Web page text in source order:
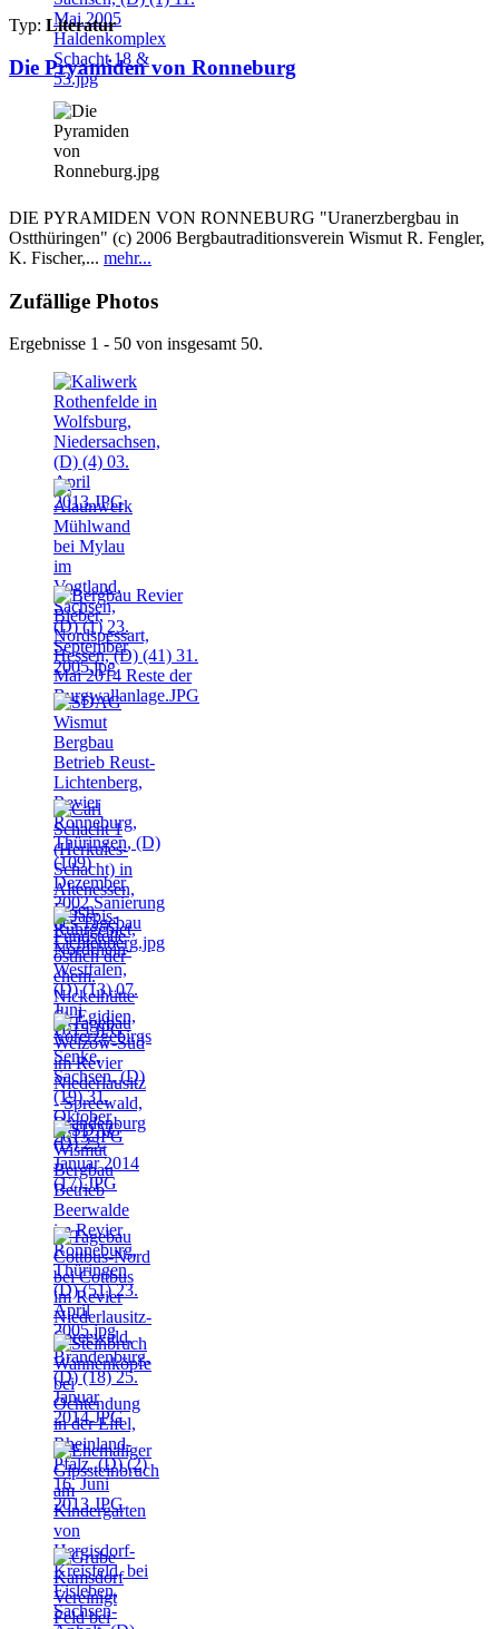
Typ: Literatur
Die Pryamiden von Ronneburg
DIE PYRAMIDEN VON RONNEBURG "Uranerzbergbau in
Ostthüringen" (c) 2006 Bergbautraditionsverein Wismut R. Fengler,
K. Fischer,... mehr...
Zufällige Photos
Ergebnisse 1 - 50 von insgesamt 50.